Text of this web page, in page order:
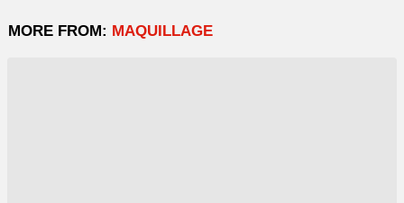
MORE FROM: MAQUILLAGE